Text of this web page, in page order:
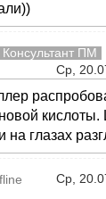
Консультант ПМ
Ср,
кислоты.
глазах
Ср,